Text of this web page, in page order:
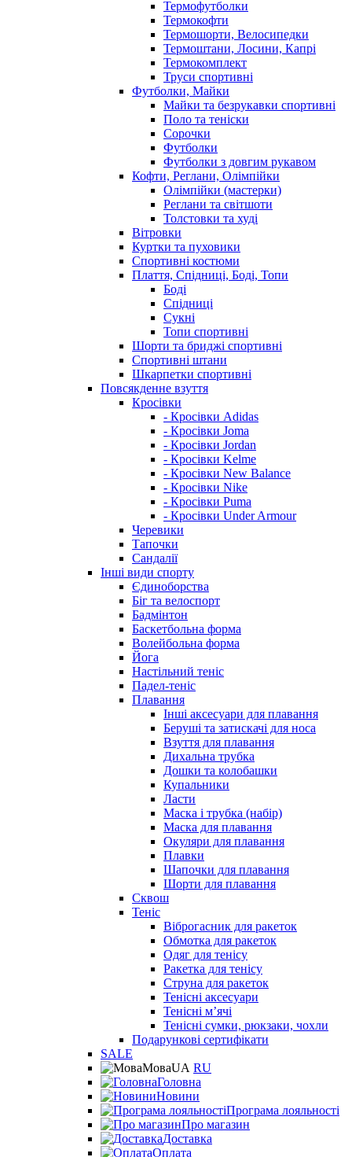
Термофутболки
Термокофти
Термошорти, Велосипедки
Термоштани, Лосини, Капрі
Термокомплект
Труси спортивні
Футболки, Майки
Майки та безрукавки спортивні
Поло та теніски
Сорочки
Футболки
Футболки з довгим рукавом
Кофти, Реглани, Олімпійки
Олімпійки (мастерки)
Реглани та світшоти
Толстовки та худі
Вітровки
Куртки та пуховики
Спортивні костюми
Плаття, Спідниці, Боді, Топи
Боді
Спідниці
Сукні
Топи спортивні
Шорти та бриджі спортивні
Спортивні штани
Шкарпетки спортивні
Повсякденне взуття
Кросівки
- Кросівки Adidas
- Кросівки Joma
- Кросівки Jordan
- Кросівки Kelme
- Кросівки New Balance
- Кросівки Nike
- Кросівки Puma
- Кросівки Under Armour
Черевики
Тапочки
Сандалії
Інші види спорту
Єдиноборства
Біг та велоспорт
Бадмінтон
Баскетбольна форма
Волейбольна форма
Йога
Настільний теніс
Падел-теніс
Плавання
Інші аксесуари для плавання
Беруші та затискачі для носа
Взуття для плавання
Дихальна трубка
Дошки та колобашки
Купальники
Ласти
Маска і трубка (набір)
Маска для плавання
Окуляри для плавання
Плавки
Шапочки для плавання
Шорти для плавання
Сквош
Теніс
Віброгасник для ракеток
Обмотка для ракеток
Одяг для тенісу
Ракетка для тенісу
Струна для ракеток
Тенісні аксесуари
Тенісні мʼячі
Тенісні сумки, рюкзаки, чохли
Подарункові сертифікати
SALE
МоваUA RU
Головна
Новини
Програма лояльності
Про магазин
Доставка
Оплата